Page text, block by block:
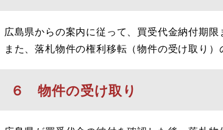
広島県からの案内に従って、買受代金納付期限
また、落札物件の権利移転（物件の受け取り）
６ 物件の受け取り